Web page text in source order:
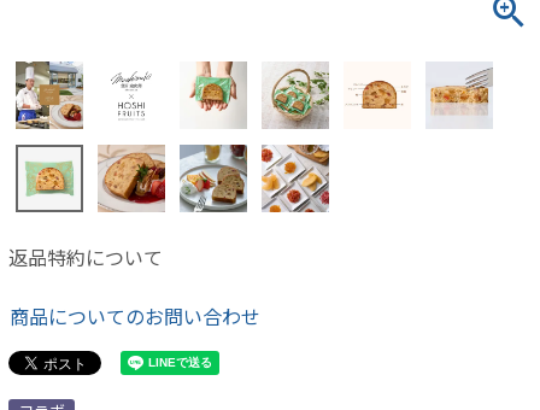
返品特約について
商品についてのお問い合わせ